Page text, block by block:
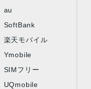
au
SoftBank
楽天モバイル
Ymobile
SIMフリー
UQmobile